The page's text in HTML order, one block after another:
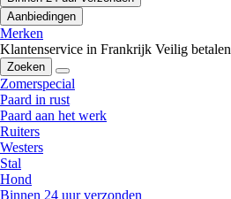
Aanbiedingen
Merken
Klantenservice in Frankrijk Veilig betalen
Zoeken
Zomerspecial
Paard in rust
Paard aan het werk
Ruiters
Westers
Stal
Hond
Binnen 24 uur verzonden